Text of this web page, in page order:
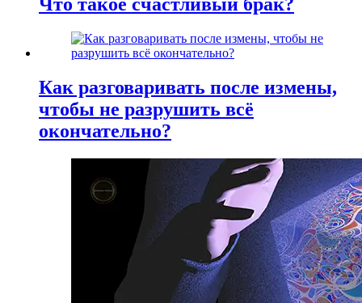
Как разговаривать после измены,
чтобы не разрушить всё
окончательно?